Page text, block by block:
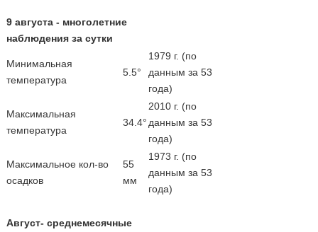
9 августа - многолетние
наблюдения за сутки
Минимальная
температура
5.5°
1979 г. (по
данным за 53
года)
Максимальная
температура
34.4°
2010 г. (по
данным за 53
года)
Максимальное кол-во
осадков
55
мм
1973 г. (по
данным за 53
года)
Август- среднемесячные